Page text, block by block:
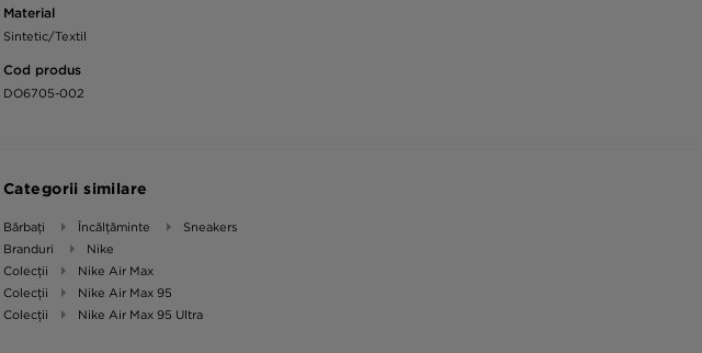
Material
Sintetic/Textil
Cod produs
DO6705-002
Categorii similare
Bărbați Încălțăminte
Sneakers
Branduri
Nike
Colecții
Nike Air Max
Colecții
Nike Air Max 95
Colecții
Nike Air Max 95 Ultra